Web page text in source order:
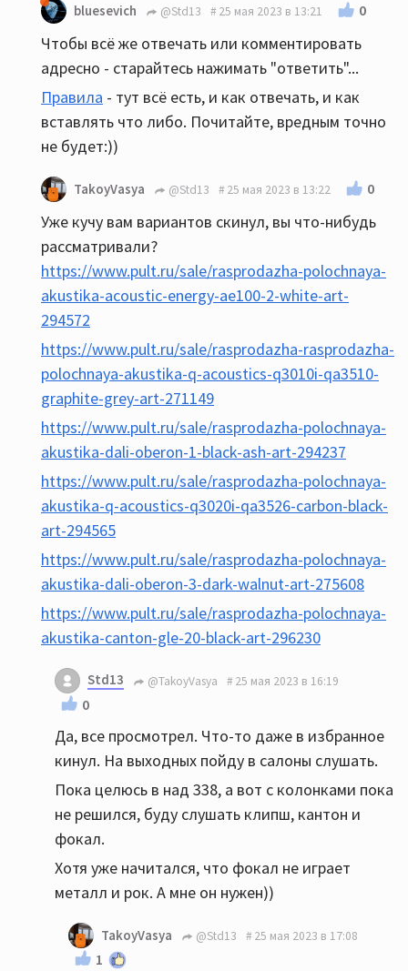
bluesevich @Std13 25 мая 2023 в 13:21 0
Чтобы всё же отвечать или комментировать
адресно - старайтесь нажимать "ответить"...
Правила - тут всё есть, и как отвечать, и как
вставлять что либо. Почитайте, вредным точно
не будет:))
TakoyVasya @Std13 25 мая 2023 в 13:22 0
Уже кучу вам вариантов скинул, вы что-нибудь
рассматривали?
https://www.pult.ru/sale/rasprodazha-polochnaya-
akustika-acoustic-energy-ae100-2-white-art-
294572
https://www.pult.ru/sale/rasprodazha-rasprodazha-
polochnaya-akustika-q-acoustics-q3010i-qa3510-
graphite-grey-art-271149
https://www.pult.ru/sale/rasprodazha-polochnaya-
akustika-dali-oberon-1-black-ash-art-294237
https://www.pult.ru/sale/rasprodazha-polochnaya-
akustika-q-acoustics-q3020i-qa3526-carbon-black-
art-294565
https://www.pult.ru/sale/rasprodazha-polochnaya-
akustika-dali-oberon-3-dark-walnut-art-275608
https://www.pult.ru/sale/rasprodazha-polochnaya-
akustika-canton-gle-20-black-art-296230
Std13 @TakoyVasya 25 мая 2023 в 16:19
0
Да, все просмотрел. Что-то даже в избранное
кинул. На выходных пойду в салоны слушать.
Пока целюсь в над 338, а вот с колонками пока
не решился, буду слушать клипш, кантон и
фокал.
Хотя уже начитался, что фокал не играет
металл и рок. А мне он нужен))
TakoyVasya @Std13 25 мая 2023 в 17:08
1